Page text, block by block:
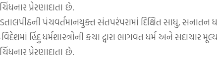
પ્રેરણાદાતા છે.
પંચવર્તમાનયુક્ત સંતપરંપરામાં દિક્ષિત સાધુ, સનાતન
હિંદુ ધર્મશાસ્ત્રોની કચા દ્વારા ભાગવત ધર્મ અને સદાચાર
પ્રેરણાદાતા છે.